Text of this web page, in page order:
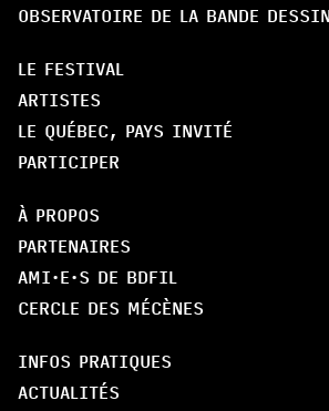
OBSERVATOIRE DE LA BANDE
LE FESTIVAL
ARTISTES
LE QUÉBEC, PAYS INVITÉ
PARTICIPER
À PROPOS
PARTENAIRES
AMI·E·S DE BDFIL
CERCLE DES MÉCÈNES
INFOS PRATIQUES
ACTUALITÉS